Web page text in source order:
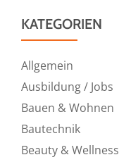
KATEGORIEN
Allgemein
Ausbildung / Jobs
Bauen & Wohnen
Bautechnik
Beauty & Wellness